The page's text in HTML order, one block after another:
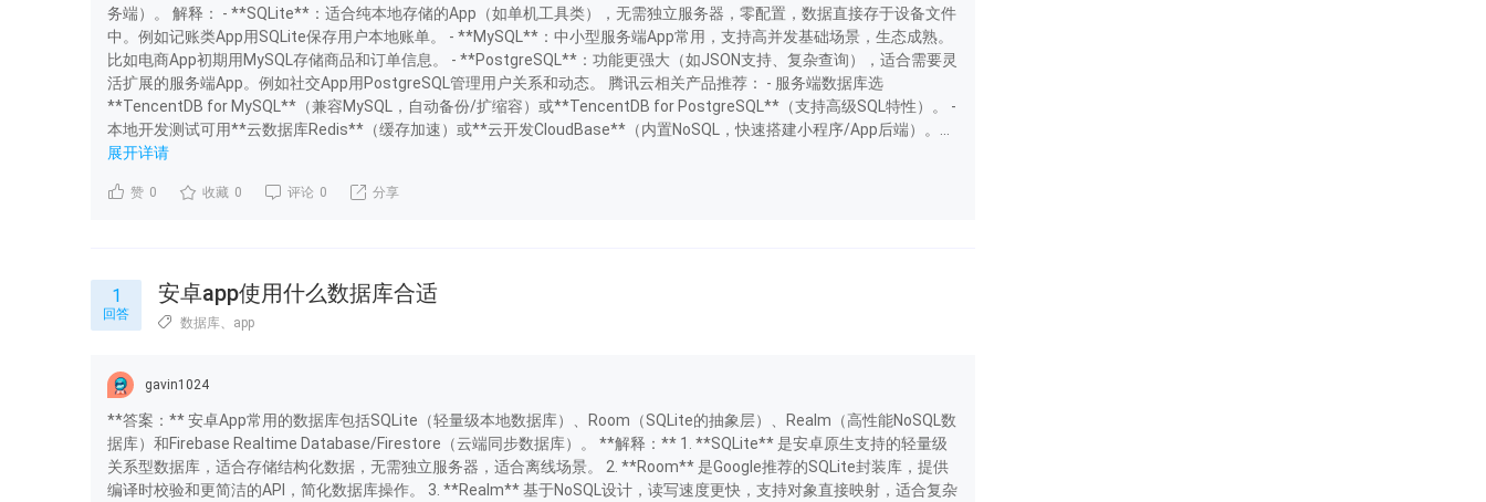
务端）。 解释： - **SQLite**：适合纯本地存储的App（如单机工具类），无需独立服务器，零配置，数据直接存于设备文件
中。例如记账类App用SQLite保存用户本地账单。 - **MySQL**：中小型服务端App常用，支持高并发基础场景，生态成熟。
比如电商App初期用MySQL存储商品和订单信息。 - **PostgreSQL**：功能更强大（如JSON支持、复杂查询），适合需要灵
活扩展的服务端App。例如社交App用PostgreSQL管理用户关系和动态。 腾讯云相关产品推荐： - 服务端数据库选
**TencentDB for MySQL**（兼容MySQL，自动备份/扩缩容）或**TencentDB for PostgreSQL**（支持高级SQL特性）。 -
本地开发测试可用**云数据库Redis**（缓存加速）或**云开发CloudBase**（内置NoSQL，快速搭建小程序/App后端）。...
展开详请
赞 0 收藏 0 评论 0 分享
安卓app使用什么数据库合适
1
回答
数据库 app
gavin1024
**答案：** 安卓App常用的数据库包括SQLite（轻量级本地数据库）、Room（SQLite的抽象层）、Realm（高性能NoSQL数
据库）和Firebase Realtime Database/Firestore（云端同步数据库）。 **解释：** 1. **SQLite** 是安卓原生支持的轻量级
关系型数据库，适合存储结构化数据，无需独立服务器，适合离线场景。 2. **Room** 是Google推荐的SQLite封装库，提供
编译时校验和更简洁的API，简化数据库操作。 3. **Realm** 基于NoSQL设计，读写速度更快，支持对象直接映射，适合复杂